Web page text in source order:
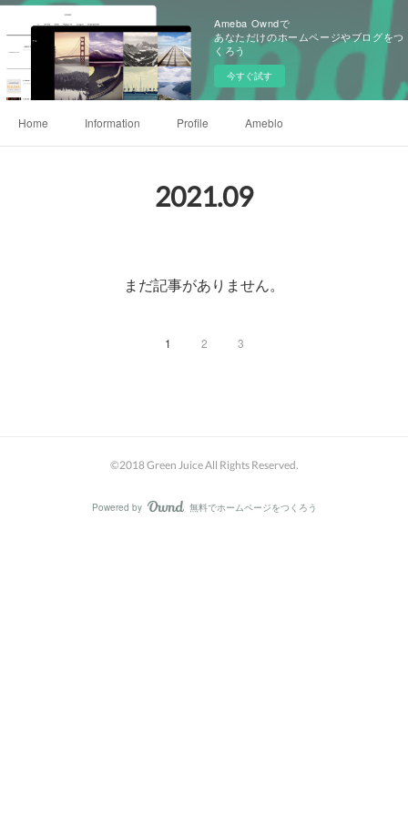
Ameba Owndで
あなただけのホームページやブログをつ
くろう
今すぐ試す
Home Information Profile Ameblo
2021.09
まだ記事がありません。
1 2 3
©2018 Green Juice All Rights Reserved.
Powered by AmebaOwnd
無料でホームページをつくろう